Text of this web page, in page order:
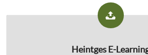
Heintges E-